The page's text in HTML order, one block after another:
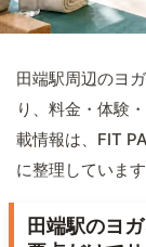
田端駅周辺のヨ
り、料金・体験
載情報は、FIT
に整理しています
田端駅のヨ